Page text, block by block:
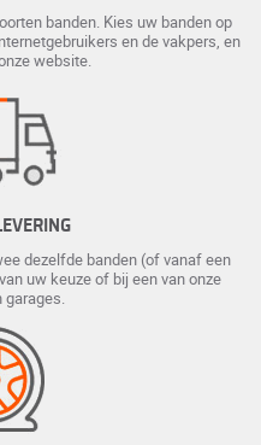
banden. Kies uw banden op
en de vakpers, en
website.
dezelfde banden (of vanaf een
uw keuze of bij een van onze
garages.